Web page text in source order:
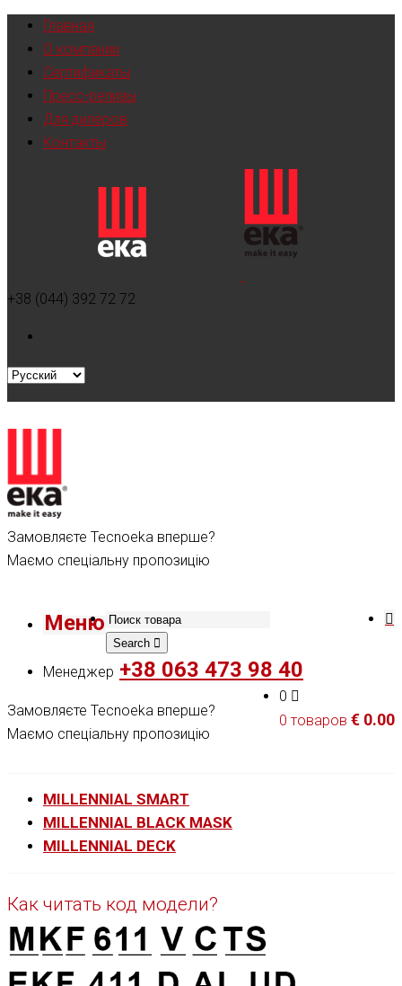
Главная
О компании
Сертификаты
Пресс-релизы
Для дилеров
Контакты
+38 (044) 392 72 72
Замовляєте Tecnoeka вперше?
Маємо спеціальну пропозицію
Меню
Search
Менеджер +38 063 473 98 40
0
0 товаров € 0.00
Замовляєте Tecnoeka вперше?
Маємо спеціальну пропозицію
MILLENNIAL SMART
MILLENNIAL BLACK MASK
MILLENNIAL DECK
Как читать код модели?